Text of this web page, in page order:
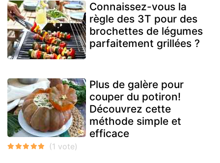
Connaissez-vous la
règle des 3T pour des
brochettes de légumes
parfaitement grillées ?
Plus de galère pour
couper du potiron!
Découvrez cette
méthode simple et
efficace